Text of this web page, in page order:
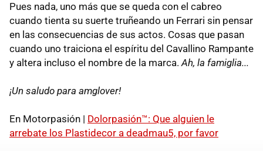
Pues nada, uno más que se queda con el cabreo
cuando tienta su suerte truñeando un Ferrari sin pensar
en las consecuencias de sus actos. Cosas que pasan
cuando uno traiciona el espíritu del Cavallino Rampante
y altera incluso el nombre de la marca.Ah, la famiglia...
¡Un saludo para amglover!
En Motorpasión | Dolorpasión™: Que alguien le
arrebate los Plastidecor a deadmau5, por favor